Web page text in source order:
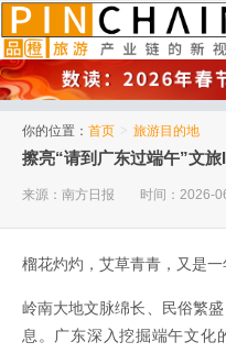
你的位置： 首页 > 旅游目的地
擦亮“请到广东过端午”文旅
来源：南方日报 时间：2026-
榴花灼灼，艾草青青，又是一
岭南大地文脉绵长、民俗繁
息。广东深入挖掘端午文化